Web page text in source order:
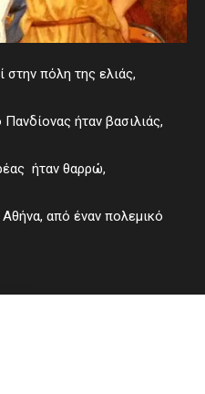
στην πόλη της ελιάς,
ήταν βασιλιάς,
ήταν θαρρώ,
από έναν πολεμικό